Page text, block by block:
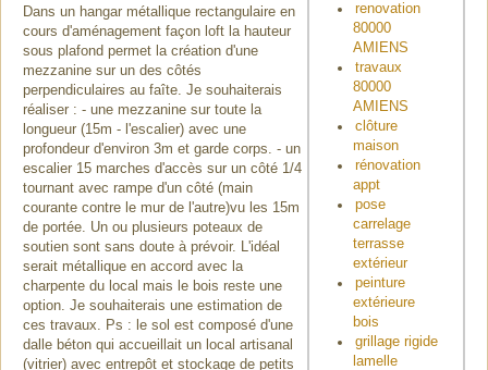
renovation
80000
AMIENS
travaux
80000
AMIENS
clôture
maison
rénovation
appt
pose
carrelage
terrasse
extérieur
peinture
extérieure
bois
grillage rigide
lamelle
Dans un hangar métallique rectangulaire en
cours d'aménagement façon loft la hauteur
sous plafond permet la création d'une
mezzanine sur un des côtés
perpendiculaires au faîte. Je souhaiterais
réaliser : - une mezzanine sur toute la
longueur (15m - l'escalier) avec une
profondeur d'environ 3m et garde corps. - un
escalier 15 marches d'accès sur un côté 1/4
tournant avec rampe d'un côté (main
courante contre le mur de l'autre)vu les 15m
de portée. Un ou plusieurs poteaux de
soutien sont sans doute à prévoir. L'idéal
serait métallique en accord avec la
charpente du local mais le bois reste une
option. Je souhaiterais une estimation de
ces travaux. Ps : le sol est composé d'une
dalle béton qui accueillait un local artisanal
(vitrier) avec entrepôt et stockage de petits